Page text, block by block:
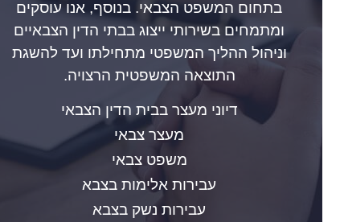
בתחום המשפט הצבאי. בנוסף, אנו עוסקים
ומתמחים בשירותי ייצוג בבתי הדין הצבאיים
וניהול ההליך המשפטי מתחילתו ועד להשגת
התוצאה המשפטית הרצויה.
דיוני מעצר בבית הדין הצבאי
מעצר צבאי
משפט צבאי
עבירות אלימות בצבא
עבירות נשק בצבא